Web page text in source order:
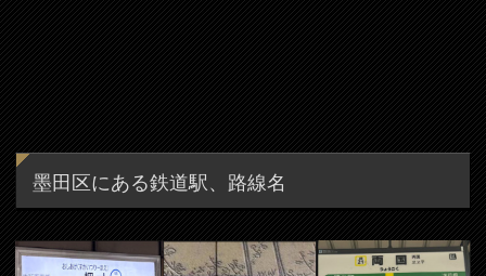
墨田区にある鉄道駅、路線名